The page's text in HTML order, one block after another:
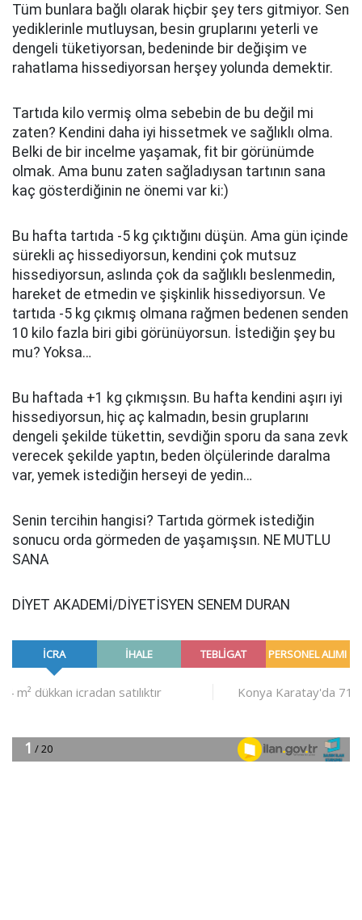
Tüm bunlara bağlı olarak hiçbir şey ters gitmiyor. Sen
yediklerinle mutluysan, besin gruplarını yeterli ve
dengeli tüketiyorsan, bedeninde bir değişim ve
rahatlama hissediyorsan herşey yolunda demektir.
Tartıda kilo vermiş olma sebebin de bu değil mi
zaten? Kendini daha iyi hissetmek ve sağlıklı olma.
Belki de bir incelme yaşamak, fit bir görünümde
olmak. Ama bunu zaten sağladıysan tartının sana
kaç gösterdiğinin ne önemi var ki:)
Bu hafta tartıda -5 kg çıktığını düşün. Ama gün içinde
sürekli aç hissediyorsun, kendini çok mutsuz
hissediyorsun, aslında çok da sağlıklı beslenmedin,
hareket de etmedin ve şişkinlik hissediyorsun. Ve
tartıda -5 kg çıkmış olmana rağmen bedenen senden
10 kilo fazla biri gibi görünüyorsun. İstediğin şey bu
mu? Yoksa…
Bu haftada +1 kg çıkmışsın. Bu hafta kendini aşırı iyi
hissediyorsun, hiç aç kalmadın, besin gruplarını
dengeli şekilde tükettin, sevdiğin sporu da sana zevk
verecek şekilde yaptın, beden ölçülerinde daralma
var, yemek istediğin herseyi de yedin…
Senin tercihin hangisi? Tartıda görmek istediğin
sonucu orda görmeden de yaşamışsın. NE MUTLU
SANA
DİYET AKADEMİ/DİYETİSYEN SENEM DURAN